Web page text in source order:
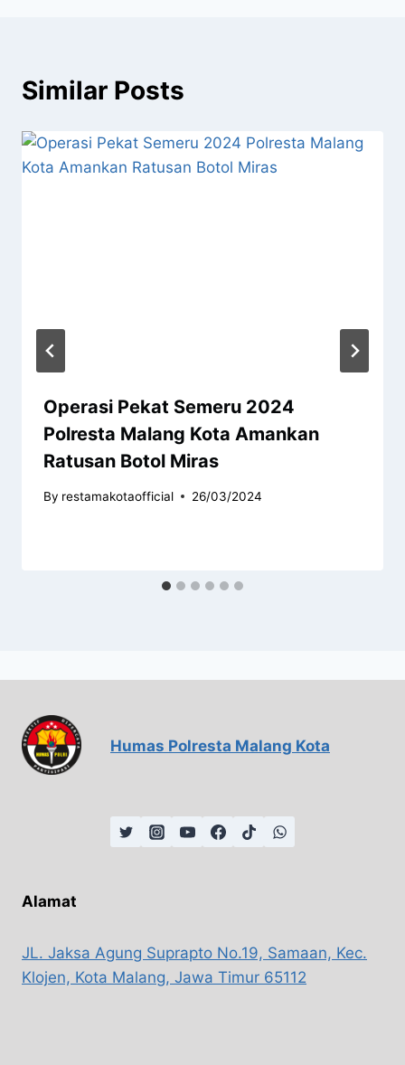
Similar Posts
Operasi Pekat Semeru 2024
Polresta Malang Kota Amankan
Ratusan Botol Miras
By restamakotaofficial 26/03/2024
Humas Polresta Malang Kota
Alamat
JL. Jaksa Agung Suprapto No.19, Samaan, Kec.
Klojen, Kota Malang, Jawa Timur 65112